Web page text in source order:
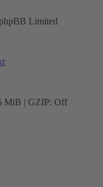
Limited
MiB | GZIP: Off